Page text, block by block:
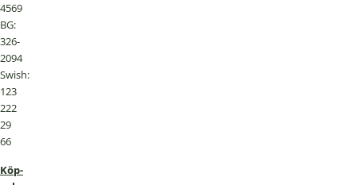
4569
BG:
326-
2094
Swish:
123
222
29
66
Köp-